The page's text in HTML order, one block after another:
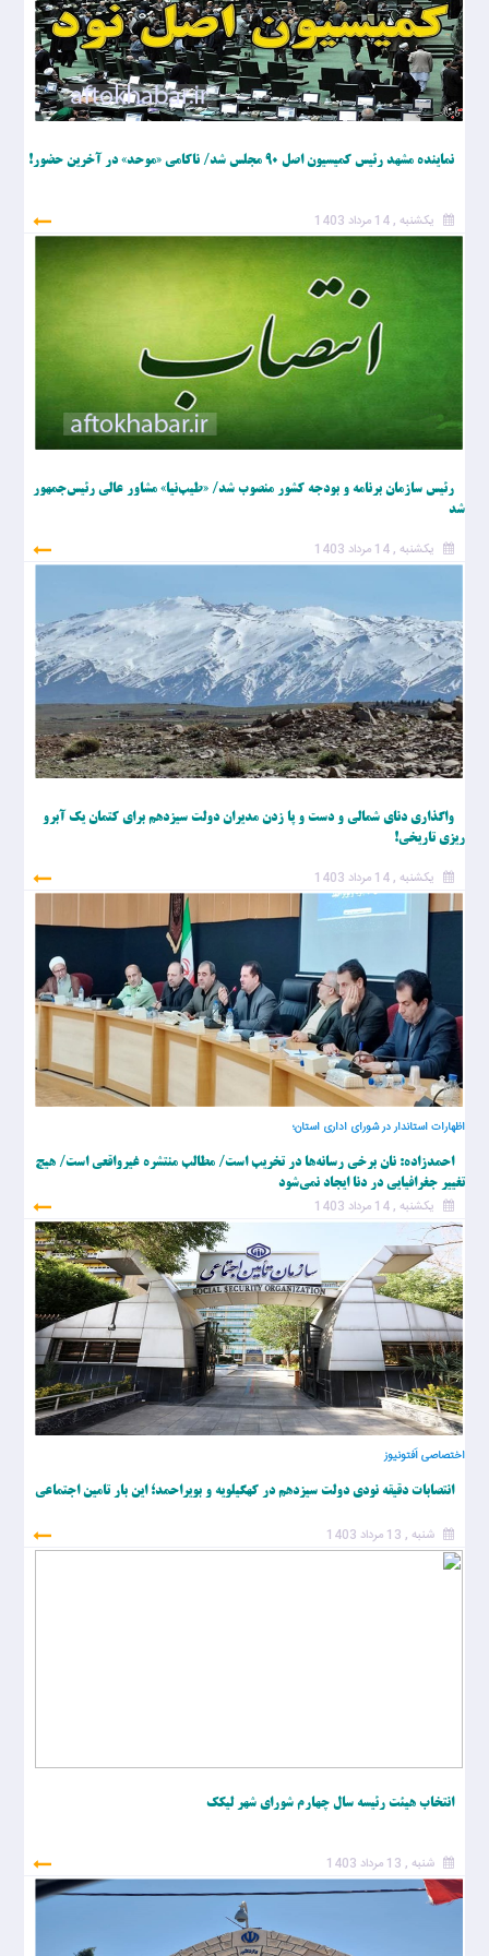
نماینده مشهد رئیس کمیسیون اصل ۹۰ مجلس شد/ ناکامی «موحد» در آخرین حضور!
یکشنبه , 14 مرداد 1403
رئیس سازمان برنامه و بودجه کشور منصوب شد/ «طیب‌نیا» مشاور عالی رئیس‌جمهور
شد
یکشنبه , 14 مرداد 1403
واگذاری دنای شمالی و دست و پا زدن مدیران دولت سیزدهم برای کتمان یک آبرو
ریزی تاریخی!
یکشنبه , 14 مرداد 1403
اظهارات استاندار در شورای اداری استان؛
احمدزاده: نان برخی رسانه‌ها در تخریب است/ مطالب منتشره غیرواقعی است/ هیچ
تغییر جغرافیایی در دنا ایجاد نمی‌شود
یکشنبه , 14 مرداد 1403
اختصاصی اَفتونیوز
انتصابات دقیقه نودی دولت سیزدهم در کهگیلویه و بویراحمد؛ این بار تامین اجتماعی
شنبه , 13 مرداد 1403
انتخاب هیئت رئیسه سال چهارم شورای شهر لیکک
شنبه , 13 مرداد 1403